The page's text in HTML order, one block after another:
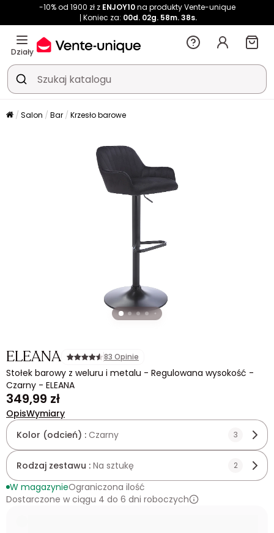
-10% od 1900 zł z ENJOY10na produkty Vente-unique
Koniec za: 00d. 02g. 58m. 38s.
Działy
Salon Bar Krzesło barowe
ELEANA 83 Opinie
Stołek barowy z weluru i metalu - Regulowana wysokość -
Czarny - ELEANA
349,99 zł
OpisWymiary
Kolor (odcień) : Czarny 3
Rodzaj zestawu : Na sztukę 2
W magazynieOgraniczona ilość
Dostarczone w ciągu 4 do 6 dni roboczych